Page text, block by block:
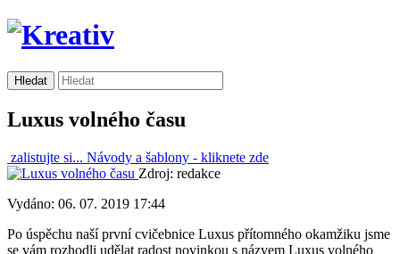
Luxus volného času
zalistujte si... Návody a šablony - kliknete zde
Zdroj: redakce
Vydáno: 06. 07. 2019 17:44
Po úspěchu naší první cvičebnice Luxus přítomného okamžiku jsme
se vám rozhodli udělat radost novinkou s názvem Luxus volného